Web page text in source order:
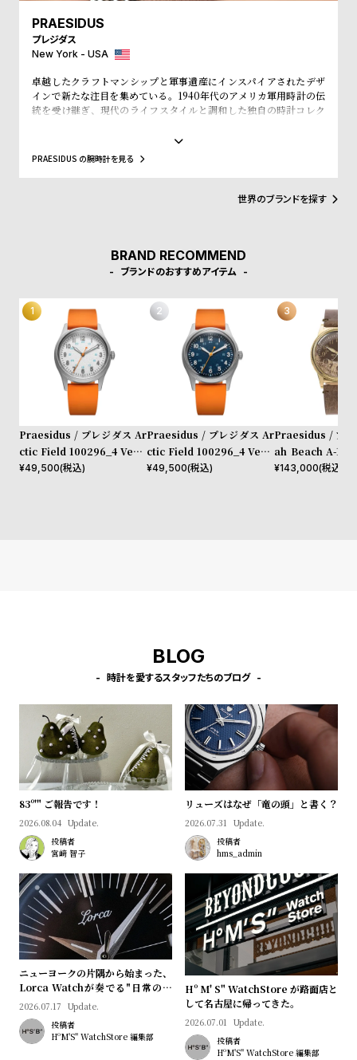
w
o
o
シ
ョ
ッ
返
品
に
よ
く
あ
る
質
問
お
問
い
合
わ
せ
PRAESIDUS
プレジダス
New York - USA
卓越したクラフトマンシップと軍事遺産にインスパイアされたデザ
インで新たな注目を集めている。1940年代のアメリカ軍用時計の伝
統を受け継ぎ、現代のライフスタイルと調和した独自の時計コレク
のアメリカ軍用時計の厳しい環境下での使用に耐えた軍用時計の堅
牢さと精度に魅了され、その設計哲学を現代に伝えるべく、ブラン
ドを立ち上げた。ヴィンテージ風のデザインを最新の時計製造技術
と融合させ、クラシックなミリタリースタイルを現代的に再解釈し
ている。各モデルには、歴史的な軍用時計の要素が取り入れられ、
に取り組んでおり、腕時計の販売の一部を退役軍人支援や軍事遺産
の保存活動に寄付することで、ブランドの時計を購入することがコ
みを通じて、エンドユーザーに対して、単なる時計ブランドを超え
た存在であることを示している。未来への展望「プレジダス」は、
過去の伝統を尊重しながらも、未来を見据えた製品開発を進めてい
PRAESIDUS の腕時計を見る
世界のブランドを探す
BRAND RECOMMEND
ブランドのおすすめアイテム
Praesidus / プレジダス Ar
ctic Field 100296_4 Versi
on B
¥49,500(税込)
Praesidus / プレジダス Ar
ctic Field 100296_4 Versi
on C
¥49,500(税込)
Praesidus / プ
ah Beach A-11
own Leather
¥143,000(税込)
BLOG
時計を愛するスタッフたちのブログ
83º'" ご報告です！
2026.08.04 Update.
投稿者
宮﨑 智子
リューズはなぜ「竜の頭」と書く？
2026.07.31 Update.
投稿者
hms_admin
ニューヨークの片隅から始まった、
Lorca Watchが奏でる"日常のロ
マン"｜Brand Picks #08
2026.07.17 Update.
投稿者
HºM'S" WatchStore 編集部
Hº M' S" WatchStore が路面店と
して名古屋に帰ってきた。
2026.07.01 Update.
投稿者
HºM'S" WatchStore 編集部